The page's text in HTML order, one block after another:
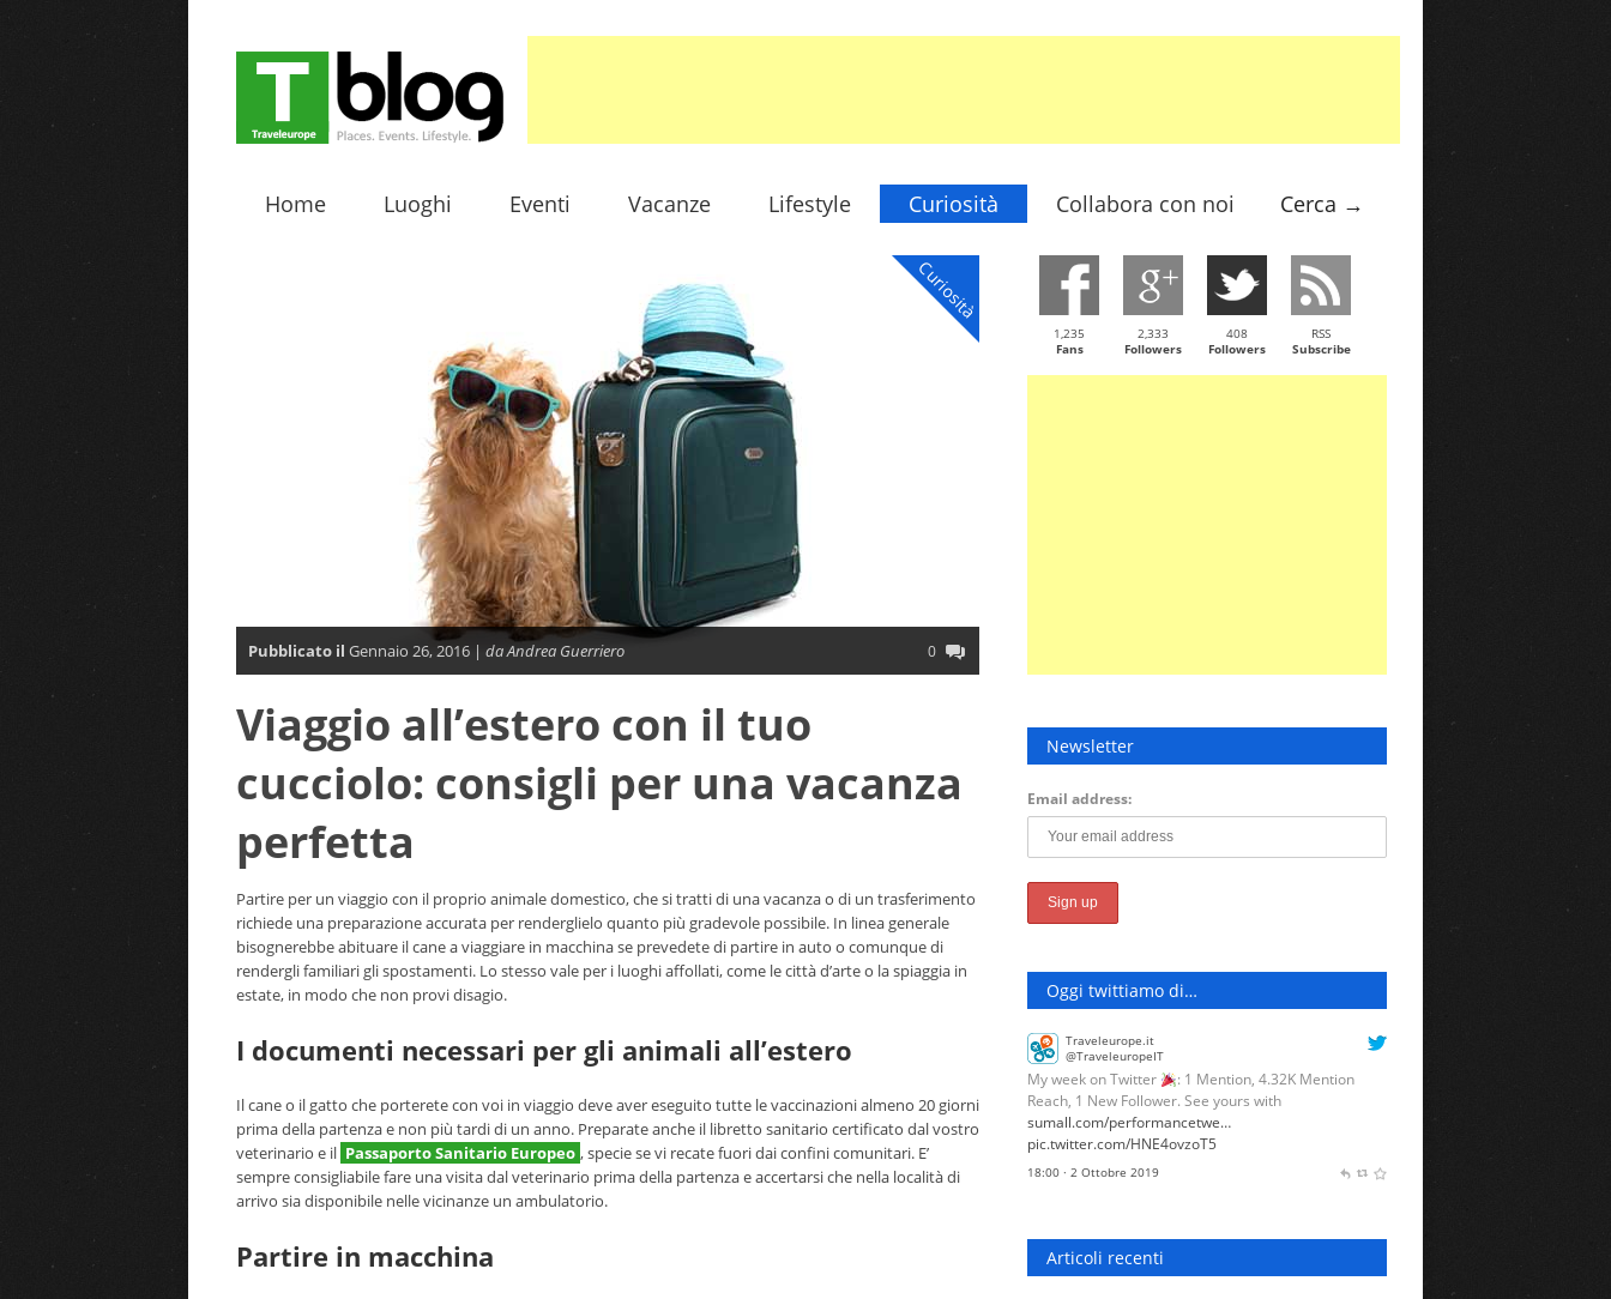
Home Luoghi Eventi Vacanze Lifestyle Curiosità Collabora con noi Cerca →
Curiosità
Pubblicato il Gennaio 26, 2016 | da Andrea Guerriero 0
Viaggio all’estero con il tuo
cucciolo: consigli per una vacanza
perfetta
Partire per un viaggio con il proprio animale domestico, che si tratti di una vacanza o di un trasferimento
richiede una preparazione accurata per renderglielo quanto più gradevole possibile. In linea generale
bisognerebbe abituare il cane a viaggiare in macchina se prevedete di partire in auto o comunque di
rendergli familiari gli spostamenti. Lo stesso vale per i luoghi affollati, come le città d’arte o la spiaggia in
estate, in modo che non provi disagio.
I documenti necessari per gli animali all’estero
Il cane o il gatto che porterete con voi in viaggio deve aver eseguito tutte le vaccinazioni almeno 20 giorni
prima della partenza e non più tardi di un anno. Preparate anche il libretto sanitario certificato dal vostro
veterinario e il Passaporto Sanitario Europeo , specie se vi recate fuori dai confini comunitari. E’
sempre consigliabile fare una visita dal veterinario prima della partenza e accertarsi che nella località di
arrivo sia disponibile nelle vicinanze un ambulatorio.
Partire in macchina
1,235
Fans
2,333
Followers
408
Followers
RSS
Subscribe
Newsletter
Email address:
Oggi twittiamo di…
Traveleurope.it
@TraveleuropeIT
My week on Twitter
: 1 Mention, 4.32K Mention
Reach, 1 New Follower. See yours with
sumall.com/performancetwe…
pic.twitter.com/HNE4ovzoT5
18:00 · 2 Ottobre 2019
Articoli recenti